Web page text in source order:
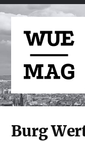
Burg